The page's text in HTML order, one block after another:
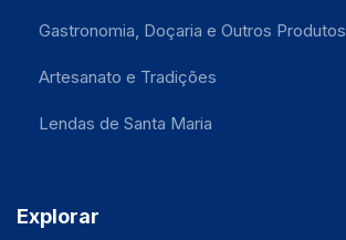
Gastronomia, Doçaria e Outros Produtos
Artesanato e Tradições
Lendas de Santa Maria
Explorar